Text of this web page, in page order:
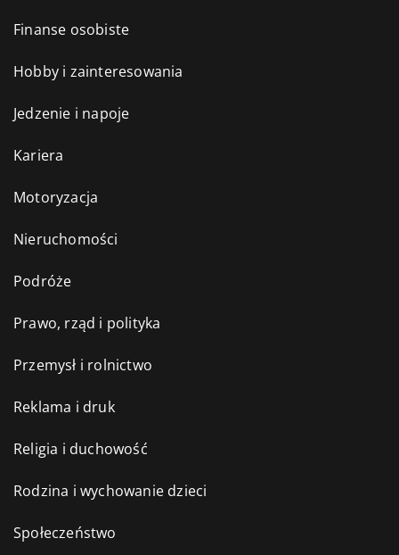
Finanse osobiste
Hobby i zainteresowania
Jedzenie i napoje
Kariera
Motoryzacja
Nieruchomości
Podróże
Prawo, rząd i polityka
Przemysł i rolnictwo
Reklama i druk
Religia i duchowość
Rodzina i wychowanie dzieci
Społeczeństwo